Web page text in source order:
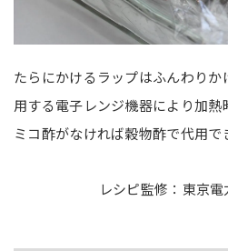
たらにかけるラップはふんわり
用する電子レンジ機器により加
ミコ酢がなければ穀物酢で代用で
レシピ監修：東京